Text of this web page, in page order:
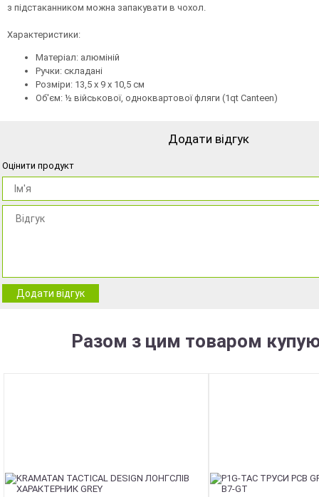
з підстаканником можна запакувати в чохол.
Характеристики:
Матеріал: алюміній
Ручки: складані
Розміри: 13,5 х 9 х 10,5 см
Об'єм: ½ військової, одноквартової фляги (1qt Canteen)
Додати відгук
Оцінити продукт
Додати відгук
Разом з цим товаром